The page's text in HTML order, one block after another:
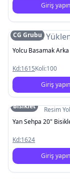
Giriş
Resim
CG Grubu
Yolcu Basamak Arka
Kd:1615Koli:100
Giriş
Resim
Bisiklet
Yan Sehpa 20"
Kd:1624
Giriş